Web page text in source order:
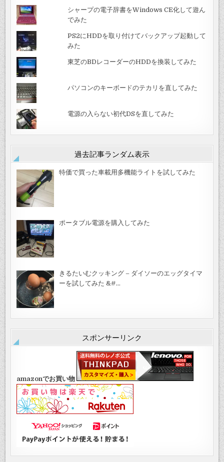
シャープの電子辞書をWindows CE化して遊ん
でみた
PS2にHDDを取り付けてバックアップ起動して
みた
東芝のBDレコーダーのHDDを換装してみた
パソコンのキーボードのテカリを直してみた
電源の入らない初代DSを直してみた
過去記事ランダム表示
特価で買った車載用多機能ライトを試してみた
ポータブル電源を購入してみた
きるたいむクッキング – ダイソーのエッグタイマ
ーを試してみた &#…
スポンサーリンク
amazonでお買い物